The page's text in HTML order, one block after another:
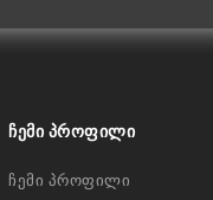
ᲩᲔᲛᲘ ᲞᲠᲝᲤᲘᲚᲘ
ჩემი პროფილი